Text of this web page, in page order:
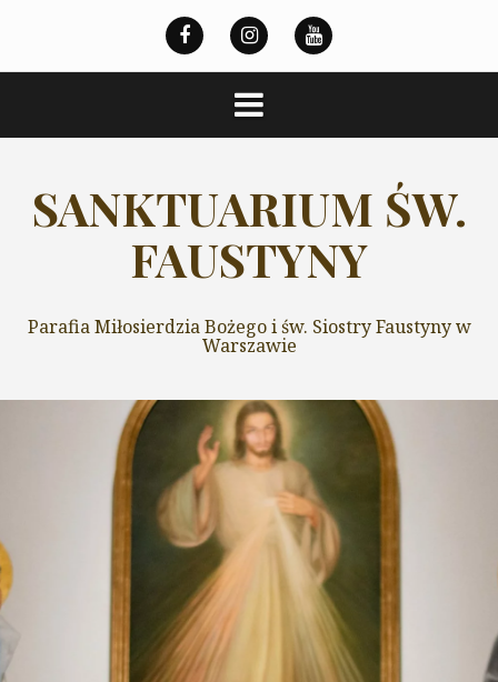
treści
SANKTUARIUM ŚW.
FAUSTYNY
Parafia Miłosierdzia Bożego i św. Siostry Faustyny w
Warszawie